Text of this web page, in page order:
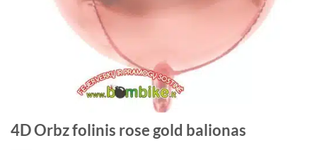
4D Orbz folinis rose gold balionas